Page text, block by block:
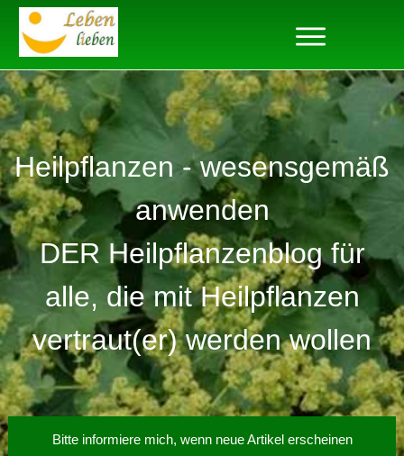
Heilpflanzen - wesensgemäß
anwenden
DER Heilpflanzenblog für
alle, die mit Heilpflanzen
vertraut(er) werden wollen
Bitte informiere mich, wenn neue Artikel erscheinen